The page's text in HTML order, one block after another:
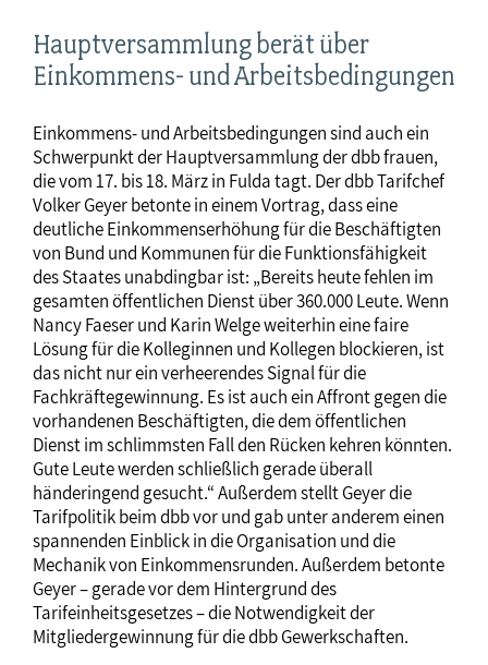
Hauptversammlung berät über
Einkommens- und Arbeitsbedingungen
Einkommens- und Arbeitsbedingungen sind auch ein
Schwerpunkt der Hauptversammlung der dbb frauen,
die vom 17. bis 18. März in Fulda tagt. Der dbb Tarifchef
Volker Geyer betonte in einem Vortrag, dass eine
deutliche Einkommenserhöhung für die Beschäftigten
von Bund und Kommunen für die Funktionsfähigkeit
des Staates unabdingbar ist: „Bereits heute fehlen im
gesamten öffentlichen Dienst über 360.000 Leute. Wenn
Nancy Faeser und Karin Welge weiterhin eine faire
Lösung für die Kolleginnen und Kollegen blockieren, ist
das nicht nur ein verheerendes Signal für die
Fachkräftegewinnung. Es ist auch ein Affront gegen die
vorhandenen Beschäftigten, die dem öffentlichen
Dienst im schlimmsten Fall den Rücken kehren könnten.
Gute Leute werden schließlich gerade überall
händeringend gesucht.“ Außerdem stellt Geyer die
Tarifpolitik beim dbb vor und gab unter anderem einen
spannenden Einblick in die Organisation und die
Mechanik von Einkommensrunden. Außerdem betonte
Geyer – gerade vor dem Hintergrund des
Tarifeinheitsgesetzes – die Notwendigkeit der
Mitgliedergewinnung für die dbb Gewerkschaften.